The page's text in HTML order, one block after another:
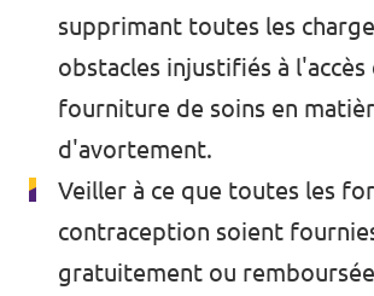
supprimant toutes les
obstacles injustifiés à l'accès
fourniture de soins en
d'avortement.
Veiller à ce que toutes les
contraception soient
gratuitement ou